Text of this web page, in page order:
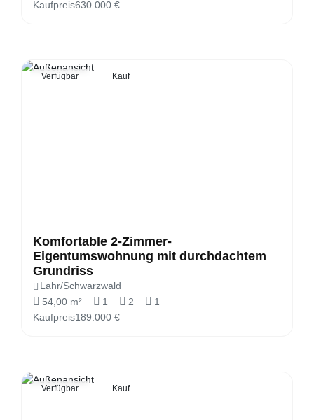
Kaufpreis630.000 €
Verfügbar Kauf
Komfortable 2-Zimmer-
Eigentumswohnung mit durchdachtem
Grundriss
Lahr/Schwarzwald
54,00 m²
1 2
1
Kaufpreis189.000 €
Verfügbar Kauf